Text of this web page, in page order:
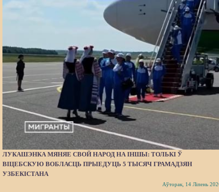
ЛУКАШЭНКА МЯНЯЕ СВОЙ НАРОД НА ІНШЫ: ТОЛЬКІ Ў
ВІЦЕБСКУЮ ВОБЛАСЦЬ ПРЫЕДУЦЬ 5 ТЫСЯЧ ГРАМАДЗЯН
УЗБЕКІСТАНА
Аўторак, 14 Ліпень